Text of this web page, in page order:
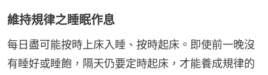
維持規律之睡眠作息
每日盡可能按時上床入睡、按時起床。即使前一晚沒
有睡好或睡飽，隔天仍要定時起床，才能養成規律的